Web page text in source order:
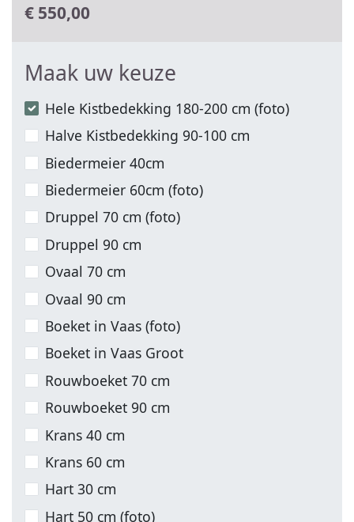
€ 550,00
Maak uw keuze
Hele Kistbedekking 180-200 cm (foto)
Halve Kistbedekking 90-100 cm
Biedermeier 40cm
Biedermeier 60cm (foto)
Druppel 70 cm (foto)
Druppel 90 cm
Ovaal 70 cm
Ovaal 90 cm
Boeket in Vaas (foto)
Boeket in Vaas Groot
Rouwboeket 70 cm
Rouwboeket 90 cm
Krans 40 cm
Krans 60 cm
Hart 30 cm
Hart 50 cm (foto)